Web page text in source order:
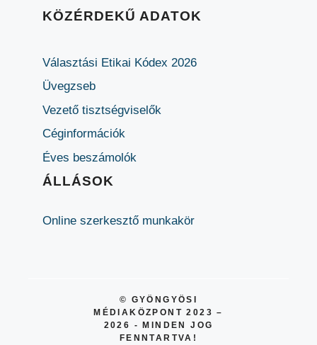
KÖZÉRDEKŰ ADATOK
Választási Etikai Kódex 2026
Üvegzseb
Vezető tisztségviselők
Céginformációk
Éves beszámolók
ÁLLÁSOK
Online szerkesztő munkakör
© GYÖNGYÖSI
MÉDIAKÖZPONT 2023 –
2026 - MINDEN JOG
FENNTARTVA!